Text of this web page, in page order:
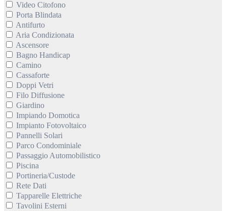
Video Citofono
Porta Blindata
Antifurto
Aria Condizionata
Ascensore
Bagno Handicap
Camino
Cassaforte
Doppi Vetri
Filo Diffusione
Giardino
Impiando Domotica
Impianto Fotovoltaico
Pannelli Solari
Parco Condominiale
Passaggio Automobilistico
Piscina
Portineria/Custode
Rete Dati
Tapparelle Elettriche
Tavolini Esterni